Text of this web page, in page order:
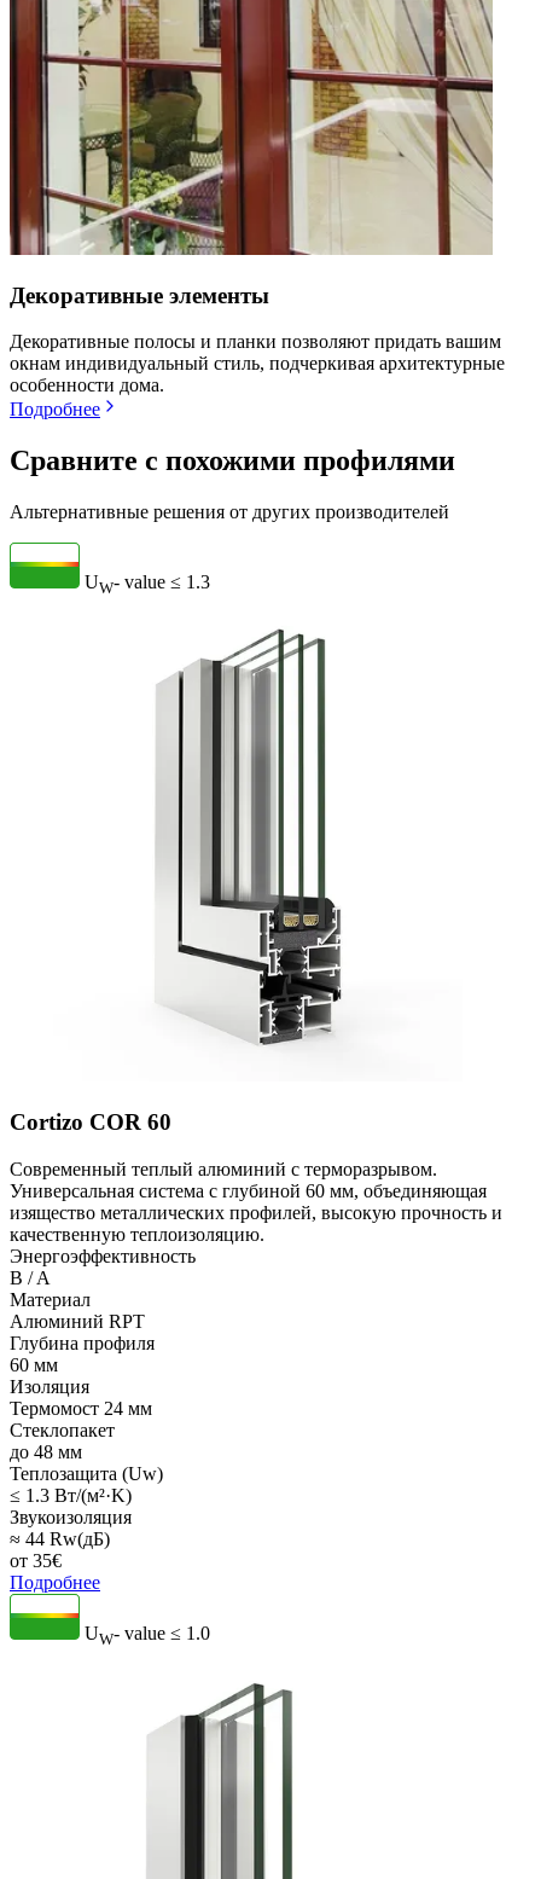
Декоративные элементы
Декоративные полосы и планки позволяют придать вашим
окнам индивидуальный стиль, подчеркивая архитектурные
особенности дома.
Подробнее
Сравните с похожими профилями
Альтернативные решения от других производителей
UW- value ≤ 1.3
Cortizo COR 60
Современный теплый алюминий с терморазрывом.
Универсальная система с глубиной 60 мм, объединяющая
изящество металлических профилей, высокую прочность и
качественную теплоизоляцию.
Энергоэффективность
B / A
Материал
Алюминий RPT
Глубина профиля
60 мм
Изоляция
Термомост 24 мм
Стеклопакет
до 48 мм
Теплозащита (Uw)
≤ 1.3 Вт/(м²·K)
Звукоизоляция
≈ 44 Rw(дБ)
от 35€
Подробнее
UW- value ≤ 1.0